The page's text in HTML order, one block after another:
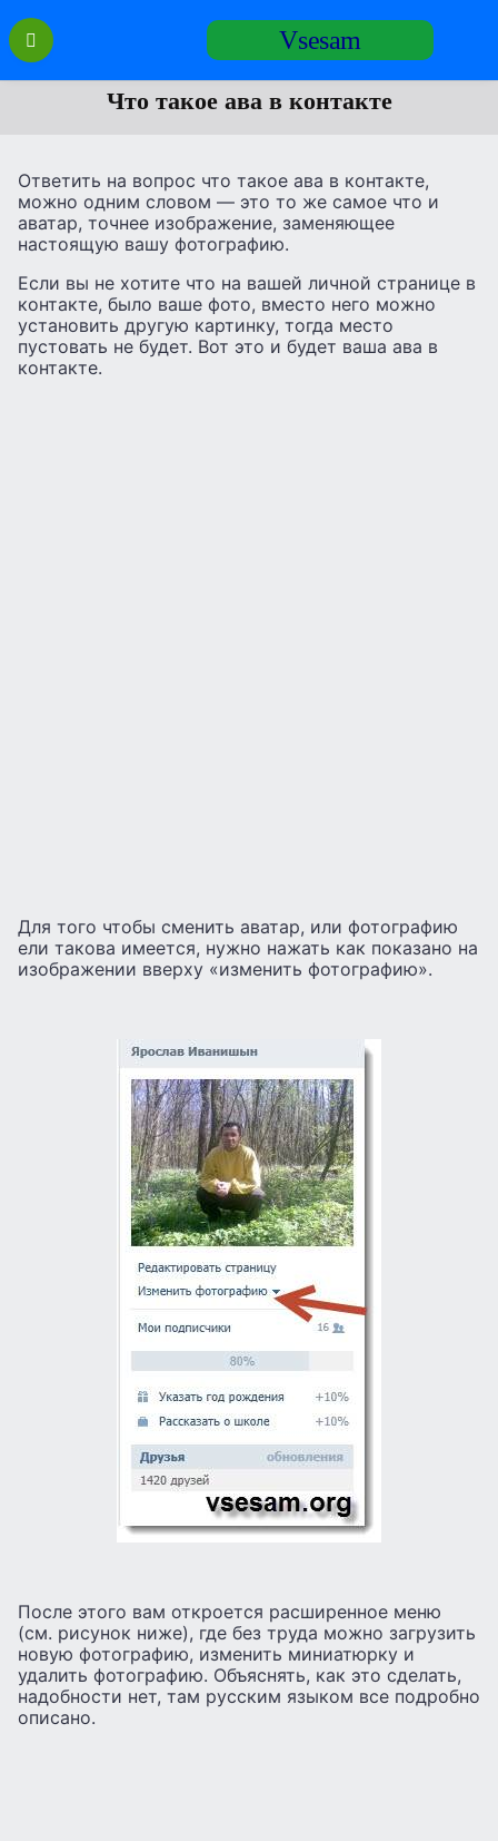
Перейти
содержанию
Vsesam
Что такое ава в контакте
Ответить на вопрос что такое ава в контакте,
можно одним словом — это то же самое что и
аватар, точнее изображение, заменяющее
настоящую вашу фотографию.
Если вы не хотите что на вашей личной странице в
контакте, было ваше фото, вместо него можно
установить другую картинку, тогда место
пустовать не будет. Вот это и будет ваша ава в
контакте.
Для того чтобы сменить аватар, или фотографию
ели такова имеется, нужно нажать как показано на
изображении вверху «изменить фотографию».
После этого вам откроется расширенное меню
(см. рисунок ниже), где без труда можно загрузить
новую фотографию, изменить миниатюрку и
удалить фотографию. Объяснять, как это сделать,
надобности нет, там русским языком все подробно
описано.